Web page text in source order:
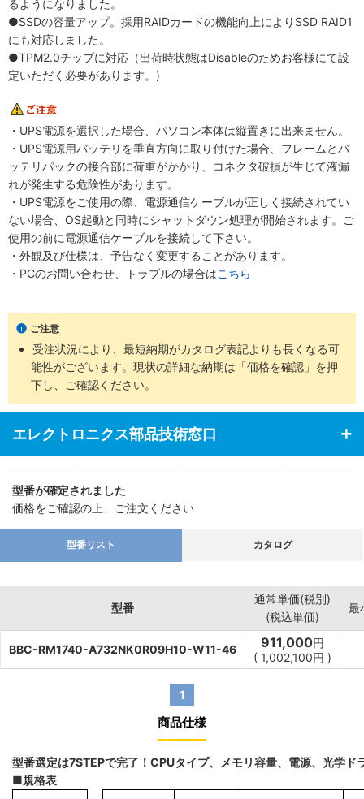
るようになりました。
●SSDの容量アップ。採用RAIDカードの機能向上によりSSD RAID1
にも対応しました。
●TPM2.0チップに対応（出荷時状態はDisableのためお客様にて設
定いただく必要があります。)
・UPS電源を選択した場合、パソコン本体は縦置きに出来ません。
・UPS電源用バッテリを垂直方向に取り付けた場合、フレームとバ
ッテリパックの接合部に荷重がかかり、コネクタ破損が生じて液漏
れが発生する危険性があります。
・UPS電源をご使用の際、電源通信ケーブルが正しく接続されてい
ない場合、OS起動と同時にシャットダウン処理が開始されます。ご
使用の前に電源通信ケーブルを接続して下さい。
・外観及び仕様は、予告なく変更することがあります。
・PCのお問い合わせ、トラブルの場合はこちら
ご注意
受注状況により、最短納期がカタログ表記よりも長くなる可
能性がございます。現状の詳細な納期は「価格を確認」を押
下し、ご確認ください。
エレクトロニクス部品技術窓口
型番が確定されました
価格をご確認の上、ご注文ください
型番リスト カタログ
型番
通常単価(税別)
(税込単価)
最
BBC-RM1740-A732NK0R09H10-W11-46 911,000円
( 1,002,100円 )
1
商品仕様
型番選定は7STEPで完了！CPUタイプ、メモリ容量、電源、光学
■規格表